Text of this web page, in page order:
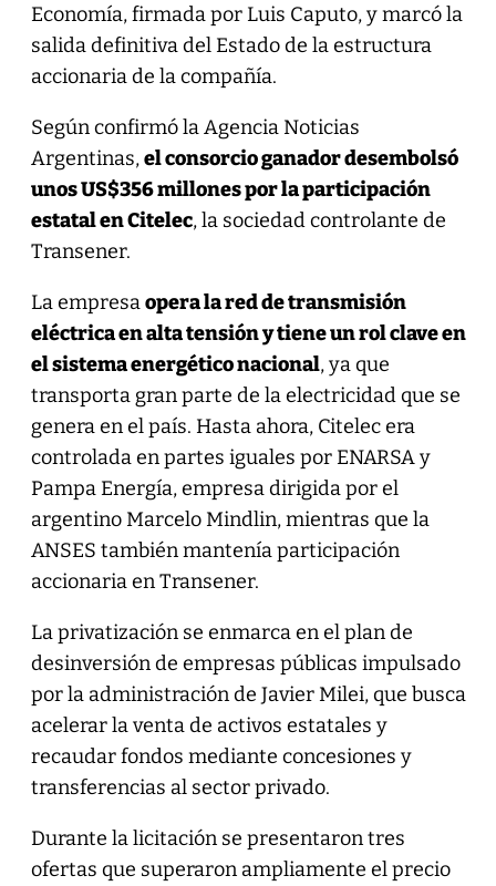
Economía, firmada por Luis Caputo, y marcó la
salida definitiva del Estado de la estructura
accionaria de la compañía.
Según confirmó la Agencia Noticias
Argentinas,el consorcio ganador desembolsó
unos US$356 millones por la participación
estatal en Citelec, la sociedad controlante de
Transener.
La empresaopera la red de transmisión
eléctrica en alta tensión y tiene un rol clave en
el sistema energético nacional, ya que
transporta gran parte de la electricidad que se
genera en el país. Hasta ahora, Citelec era
controlada en partes iguales por ENARSA y
Pampa Energía, empresa dirigida por el
argentino Marcelo Mindlin, mientras que la
ANSES también mantenía participación
accionaria en Transener.
La privatización se enmarca en el plan de
desinversión de empresas públicas impulsado
por la administración de Javier Milei, que busca
acelerar la venta de activos estatales y
recaudar fondos mediante concesiones y
transferencias al sector privado.
Durante la licitación se presentaron tres
ofertas que superaron ampliamente el precio